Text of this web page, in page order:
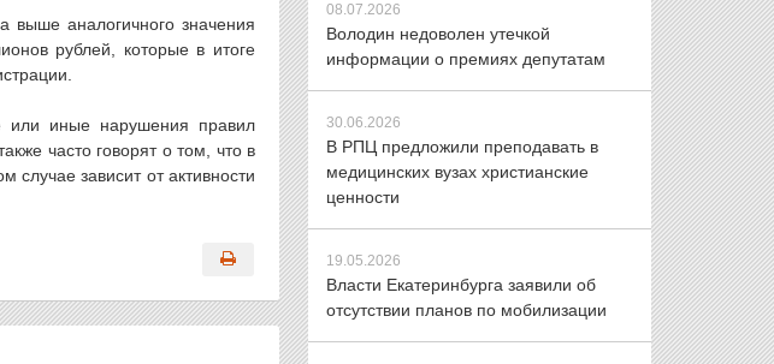
выше аналогичного значения
рублей, которые в итоге
или иные нарушения правил
часто говорят о том, что в
зависит от активности
08.07.2026
Володин недоволен утечкой
информации о премиях депутатам
30.06.2026
В РПЦ предложили преподавать в
медицинских вузах христианские
ценности
19.05.2026
Власти Екатеринбурга заявили об
отсутствии планов по мобилизации